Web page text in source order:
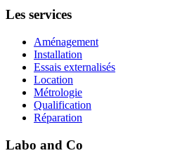
Les services
Aménagement
Installation
Essais externalisés
Location
Métrologie
Qualification
Réparation
Labo and Co